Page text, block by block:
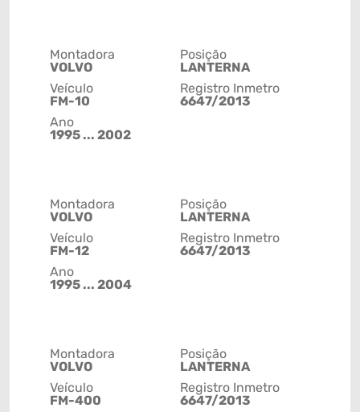
Montadora
VOLVO
Veículo
FM-10
Ano
1995 ... 2002
Posição
LANTERNA
Registro Inmetro
6647/2013
Montadora
VOLVO
Veículo
FM-12
Ano
1995 ... 2004
Posição
LANTERNA
Registro Inmetro
6647/2013
Montadora
VOLVO
Veículo
FM-400
Posição
LANTERNA
Registro Inmetro
6647/2013